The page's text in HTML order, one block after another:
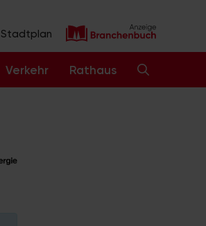
Stadtplan
Verkehr Rathaus